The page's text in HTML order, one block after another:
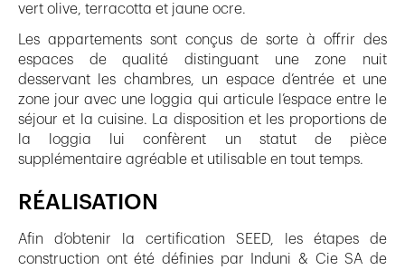
vert olive, terracotta et jaune ocre.
Les appartements sont conçus de sorte à offrir des
espaces de qualité distinguant une zone nuit
desservant les chambres, un espace d’entrée et une
zone jour avec une loggia qui articule l’espace entre le
séjour et la cuisine. La disposition et les proportions de
la loggia lui confèrent un statut de pièce
supplémentaire agréable et utilisable en tout temps.
RÉALISATION
Afin d’obtenir la certification SEED, les étapes de
construction ont été définies par Induni & Cie SA de